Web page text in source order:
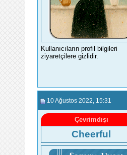
Kullanıcıların profil bilgileri
ziyaretçilere gizlidir.
10 Ağustos 2022 , 15:31
Çevrimdışı
Cheerful